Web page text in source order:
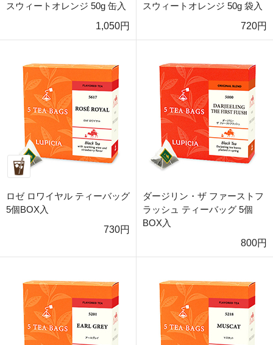
スウィートオレンジ 50g 缶入
1,050円
スウィートオレンジ 50g 袋入
720円
ロゼ ロワイヤル ティーバッグ
5個BOX入
730円
ダージリン・ザ ファーストフ
ラッシュ ティーバッグ 5個
BOX入
800円